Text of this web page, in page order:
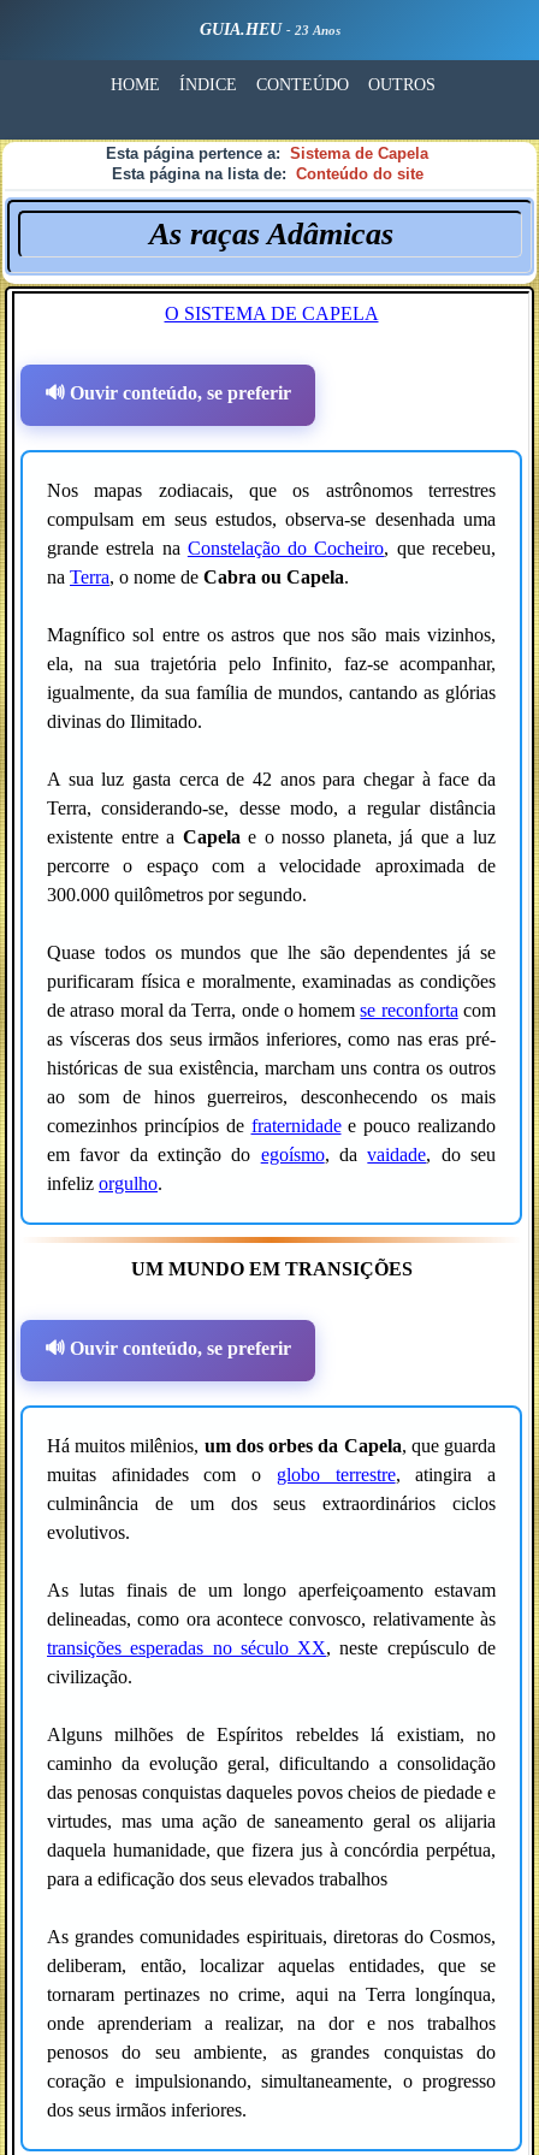
GUIA.HEU - 23 Anos
HOME ÍNDICE CONTEÚDO OUTROS
Esta página pertence a: Sistema de Capela
Esta página na lista de: Conteúdo do site
As raças Adâmicas
O SISTEMA DE CAPELA
🔊 Ouvir conteúdo, se preferir
Nos mapas zodiacais, que os astrônomos terrestres
compulsam em seus estudos, observa-se desenhada uma
grande estrela na Constelação do Cocheiro, que recebeu,
na Terra, o nome de Cabra ou Capela.
Magnífico sol entre os astros que nos são mais vizinhos,
ela, na sua trajetória pelo Infinito, faz-se acompanhar,
igualmente, da sua família de mundos, cantando as glórias
divinas do Ilimitado.
A sua luz gasta cerca de 42 anos para chegar à face da
Terra, considerando-se, desse modo, a regular distância
existente entre a Capela e o nosso planeta, já que a luz
percorre o espaço com a velocidade aproximada de
300.000 quilômetros por segundo.
Quase todos os mundos que lhe são dependentes já se
purificaram física e moralmente, examinadas as condições
de atraso moral da Terra, onde o homemse reconforta com
as vísceras dos seus irmãos inferiores, como nas eras pré-
históricas de sua existência, marcham uns contra os outros
ao som de hinos guerreiros, desconhecendo os mais
comezinhos princípios de fraternidadee pouco realizando
em favor da extinção do egoísmo, davaidade, do seu
infeliz orgulho.
UM MUNDO EM TRANSIÇÕES
🔊 Ouvir conteúdo, se preferir
Há muitos milênios, um dos orbes da Capela, que guarda
muitas afinidades com o globo terrestre, atingira a
culminância de um dos seus extraordinários ciclos
evolutivos.
As lutas finais de um longo aperfeiçoamento estavam
delineadas, como ora acontece convosco, relativamente às
transições esperadas no século XX, neste crepúsculo de
civilização.
Alguns milhões de Espíritos rebeldes lá existiam, no
caminho da evolução geral, dificultando a consolidação
das penosas conquistas daqueles povos cheios de piedade e
virtudes, mas uma ação de saneamento geral os alijaria
daquela humanidade, que fizera jus à concórdia perpétua,
para a edificação dos seus elevados trabalhos
As grandes comunidades espirituais, diretoras do Cosmos,
deliberam, então, localizar aquelas entidades, que se
tornaram pertinazes no crime, aqui na Terra longínqua,
onde aprenderiam a realizar, na dor e nos trabalhos
penosos do seu ambiente, as grandes conquistas do
coração e impulsionando, simultaneamente, o progresso
dos seus irmãos inferiores.